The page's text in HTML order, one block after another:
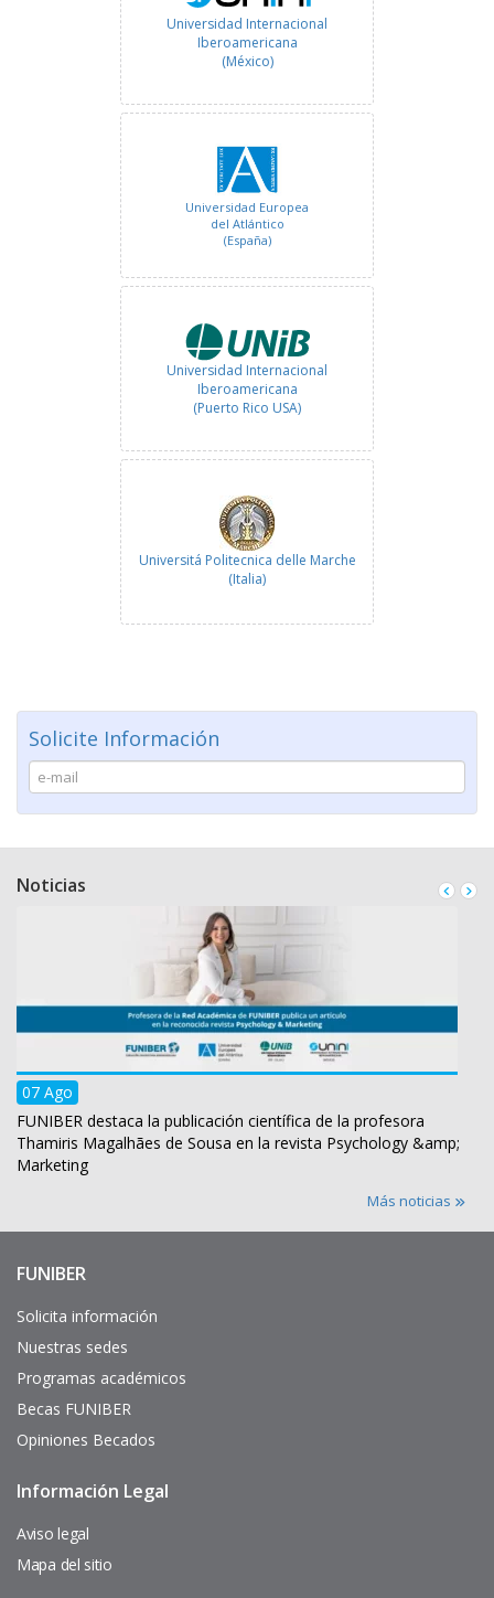
Universidad Internacional
Iberoamericana
(México)
Universidad Europea
del Atlántico
(España)
Universidad Internacional
Iberoamericana
(Puerto Rico USA)
Universitá Politecnica delle Marche
(Italia)
Solicite Información
Noticias
07 Ago
FUNIBER destaca la publicación científica de la profesora
Thamiris Magalhães de Sousa en la revista Psychology &amp;
Marketing
Más noticias
Enlaces
interés
FUNIBER
Solicita información
Nuestras sedes
Programas académicos
Becas FUNIBER
Opiniones Becados
Pie
Información Legal
Aviso legal
Mapa del sitio